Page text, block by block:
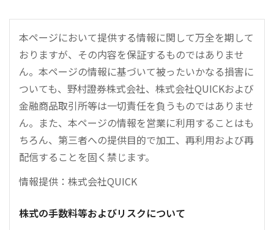
本ページにおいて提供する情報に関して万全を期して
おりますが、その内容を保証するものではありませ
ん。本ページの情報に基づいて被ったいかなる損害に
ついても、野村證券株式会社、株式会社QUICKおよび
金融商品取引所等は一切責任を負うものではありませ
ん。また、本ページの情報を営業に利用することはも
ちろん、第三者への提供目的で加工、再利用および再
配信することを固く禁じます。
情報提供：株式会社QUICK
株式の手数料等およびリスクについて